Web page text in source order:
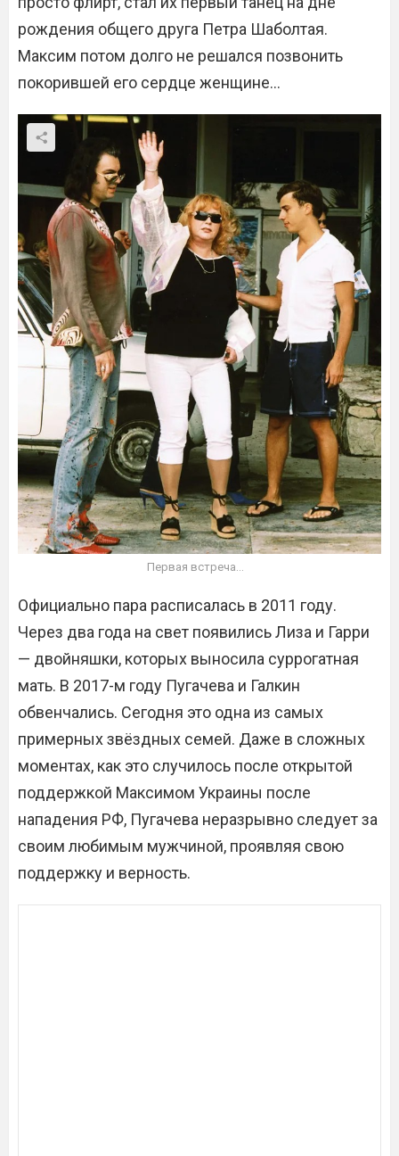
рождения общего друга Петра Шаболтая.
Максим потом долго не решался позвонить
покорившей его сердце женщине…
Первая встреча…
Официально пара расписалась в 2011 году.
Через два года на свет появились Лиза и Гарри
— двойняшки, которых выносила суррогатная
мать. В 2017-м году Пугачева и Галкин
обвенчались. Сегодня это одна из самых
примерных звёздных семей. Даже в сложных
моментах, как это случилось после открытой
поддержкой Максимом Украины после
нападения РФ, Пугачева неразрывно следует за
своим любимым мужчиной, проявляя свою
поддержку и верность.